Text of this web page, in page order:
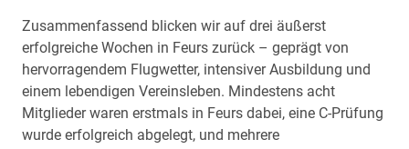
Zusammenfassend blicken wir auf drei äußerst
erfolgreiche Wochen in Feurs zurück – geprägt von
hervorragendem Flugwetter, intensiver Ausbildung und
einem lebendigen Vereinsleben. Mindestens acht
Mitglieder waren erstmals in Feurs dabei, eine C-Prüfung
wurde erfolgreich abgelegt, und mehrere